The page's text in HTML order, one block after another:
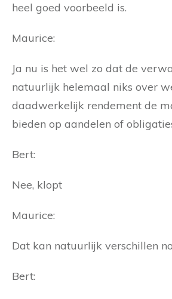
heel goed voorbeeld is.
Maurice:
Ja nu is het wel zo dat de
natuurlijk helemaal niks over
daadwerkelijk rendement de
bieden op aandelen of
Bert:
Nee, klopt
Maurice:
Dat kan natuurlijk verschillen
Bert: